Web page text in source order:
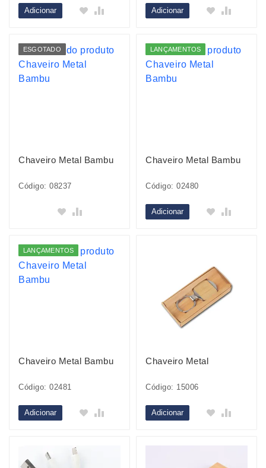
Adicionar Adicionar
ESGOTADO
Chaveiro Metal Bambu
Código: 08237
LANÇAMENTOS
Chaveiro Metal Bambu
Código: 02480
Adicionar
LANÇAMENTOS
Chaveiro Metal Bambu
Código: 02481
Adicionar
Chaveiro Metal
Código: 15006
Adicionar